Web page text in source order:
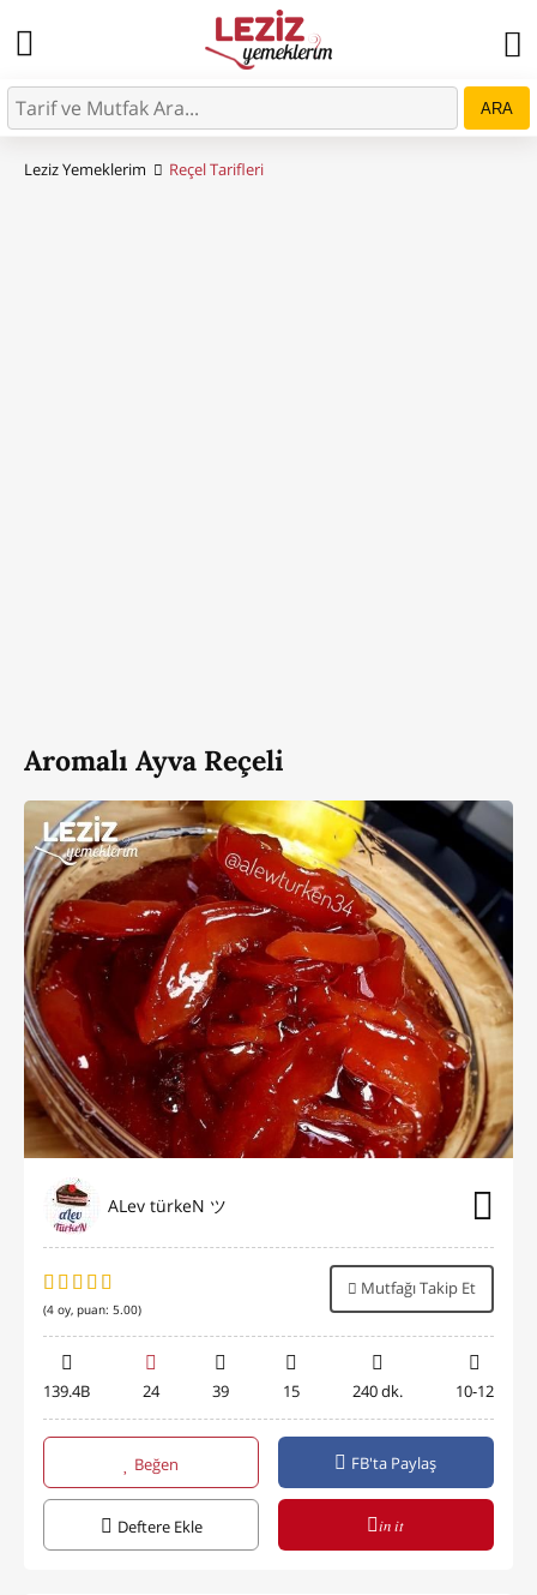
ARA
Leziz Yemeklerim Reçel Tarifleri
Aromalı Ayva Reçeli
ALev türkeN ツ
(4 oy, puan: 5.00)
Mutfağı Takip Et
139.4B 24 39 15 240 dk. 10-12
Beğen FB'ta Paylaş
Deftere Ekle in it